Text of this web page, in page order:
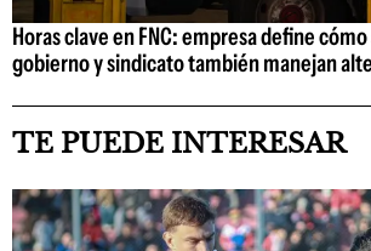
Horas clave en FNC: empresa define
gobierno y sindicato también manejan
TE PUEDE INTERESAR